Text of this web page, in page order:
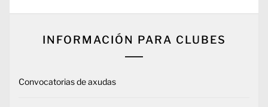
INFORMACIÓN PARA CLUBES
Convocatorias de axudas